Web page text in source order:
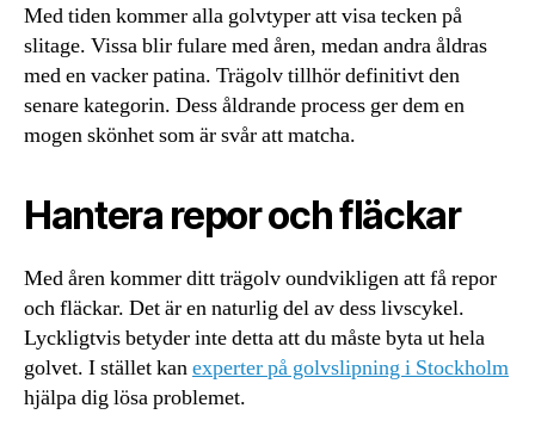
Med tiden kommer alla golvtyper att visa tecken på
slitage. Vissa blir fulare med åren, medan andra åldras
med en vacker patina. Trägolv tillhör definitivt den
senare kategorin. Dess åldrande process ger dem en
mogen skönhet som är svår att matcha.
Hantera repor och fläckar
Med åren kommer ditt trägolv oundvikligen att få repor
och fläckar. Det är en naturlig del av dess livscykel.
Lyckligtvis betyder inte detta att du måste byta ut hela
golvet. I stället kanexperter på golvslipning i Stockholm
hjälpa dig lösa problemet.